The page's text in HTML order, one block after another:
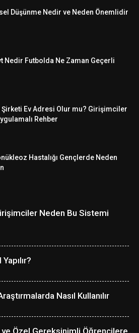
Düşünme Nedir ve Neden Önemlidir
Nedir Futbolda Ne Zaman Geçerli
Şirketi Ev Adresi Olur mu? Girişimciler
Rehber
Hastalığı Gençlerde Neden
Neden Bu Sistemi
Nasıl Kullanılır
ve Özel Gereksinimli Öğrencilere